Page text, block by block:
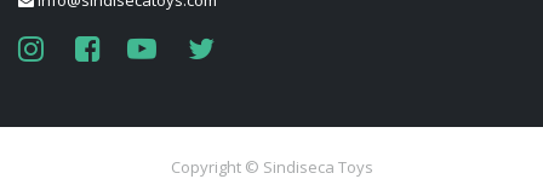
Copyright © Sindiseca Toys